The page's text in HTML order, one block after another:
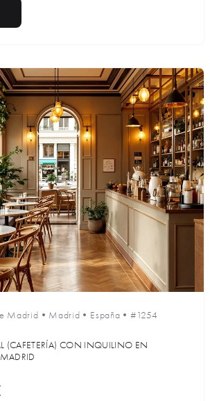
Madrid • Madrid • España •#1254
(CAFETERÍA) CON INQUILINO EN